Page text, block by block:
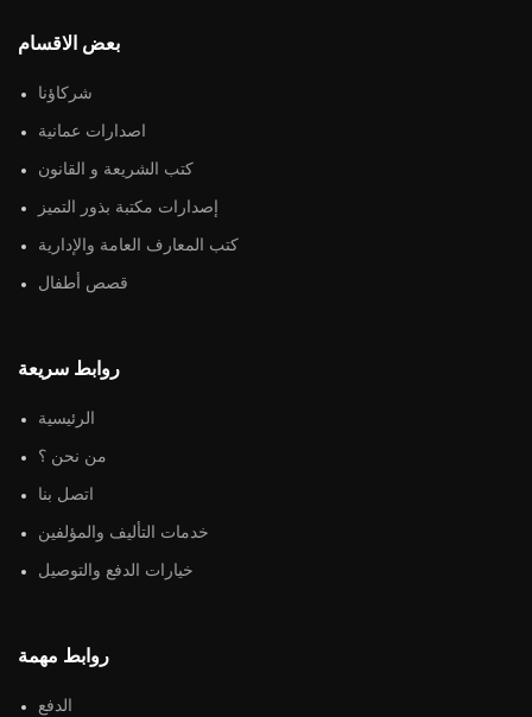
بعض الاقسام
شركاؤنا
اصدارات عمانية
كتب الشريعة و القانون
إصدارات مكتبة بذور التميز
كتب المعارف العامة والإدارية
قصص أطفال
روابط سريعة
الرئيسية
من نحن ؟
اتصل بنا
خدمات التأليف والمؤلفين
خيارات الدفع والتوصيل
روابط مهمة
الدفع